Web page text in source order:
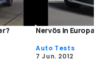
Nervös in Europa
Auto Tests
7 Jun. 2012